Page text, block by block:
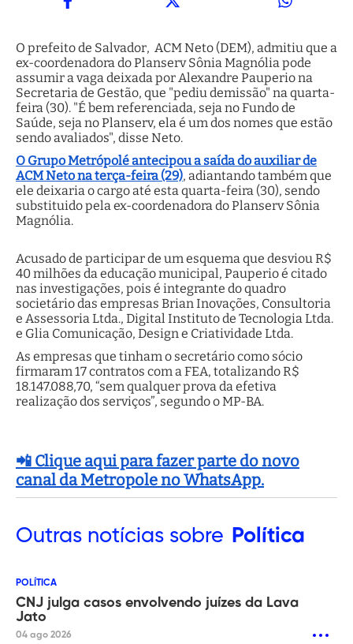
O prefeito de Salvador, ACM Neto (DEM), admitiu que a
ex-coordenadora do Planserv Sônia Magnólia pode
assumir a vaga deixada por Alexandre Pauperio na
Secretaria de Gestão, que "pediu demissão" na quarta-
feira (30). "É bem referenciada, seja no Fundo de
Saúde, seja no Planserv, ela é um dos nomes que estão
sendo avaliados", disse Neto.
O Grupo Metrópolé antecipou a saída do auxiliar de
ACM Neto na terça-feira (29), adiantando também que
ele deixaria o cargo até esta quarta-feira (30), sendo
substituido pela ex-coordenadora do Planserv Sônia
Magnólia.
Acusado de participar de um esquema que desviou R$
40 milhões da educação municipal, Pauperio é citado
nas investigações, pois é integrante do quadro
societário das empresas Brian Inovações, Consultoria
e Assessoria Ltda., Digital Instituto de Tecnologia Ltda.
e Glia Comunicação, Design e Criatividade Ltda.
As empresas que tinham o secretário como sócio
firmaram 17 contratos com a FEA, totalizando R$
18.147.088,70, “sem qualquer prova da efetiva
realização dos serviços”, segundo o MP-BA.
📲 Clique aqui para fazer parte do novo
canal da Metropole no WhatsApp.
Outras notícias sobre Política
POLÍTICA
CNJ julga casos envolvendo juízes da Lava
Jato
04 ago 2026